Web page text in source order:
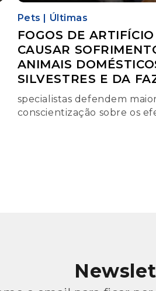
Pets | Últimas
FOGOS DE
CAUSAR
ANIMAIS
SILVESTRES E DA
specialistas defendem maior
conscientização sobre os